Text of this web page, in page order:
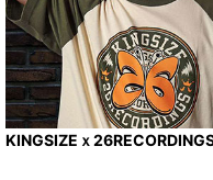
KINGSIZEｘ